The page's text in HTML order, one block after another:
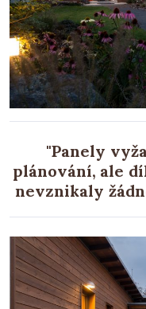
"Panely
plánování, ale
nevznikaly